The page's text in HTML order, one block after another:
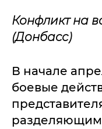
Конфликт на
(Донбасс)
В начале
боевые